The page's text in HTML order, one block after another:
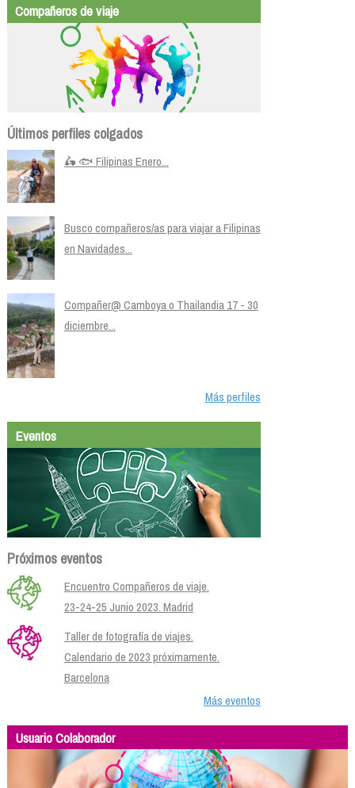
Compañeros de viaje
Últimos perfiles colgados
🛵 🐟 Filipinas Enero...
Busco compañeros/as para viajar a Filipinas
en Navidades...
Compañer@ Camboya o Thailandia 17 - 30
diciembre...
Más perfiles
Eventos
Próximos eventos
Encuentro Compañeros de viaje.
23-24-25 Junio 2023. Madrid
Taller de fotografía de viajes.
Calendario de 2023 próximamente.
Barcelona
Más eventos
Usuario Colaborador